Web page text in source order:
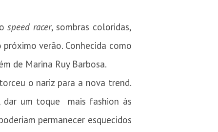
speed racer, sombras coloridas,
verão. Conhecida como
de Marina Ruy Barbosa.
o nariz para a nova trend.
dar um toque mais fashion às
permanecer esquecidos